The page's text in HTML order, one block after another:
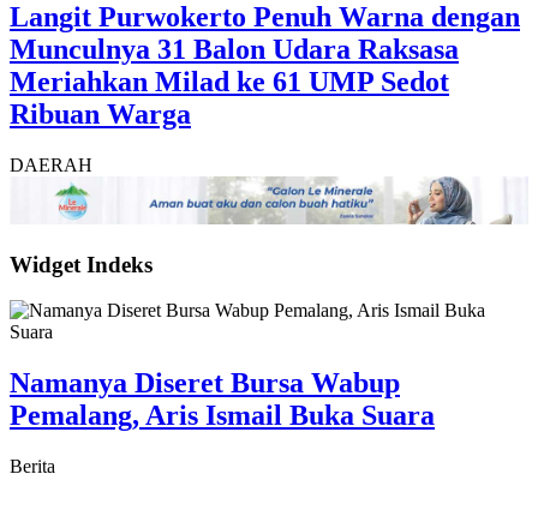
Langit Purwokerto Penuh Warna dengan
Munculnya 31 Balon Udara Raksasa
Meriahkan Milad ke 61 UMP Sedot
Ribuan Warga
DAERAH
Widget Indeks
Namanya Diseret Bursa Wabup
Pemalang, Aris Ismail Buka Suara
Berita